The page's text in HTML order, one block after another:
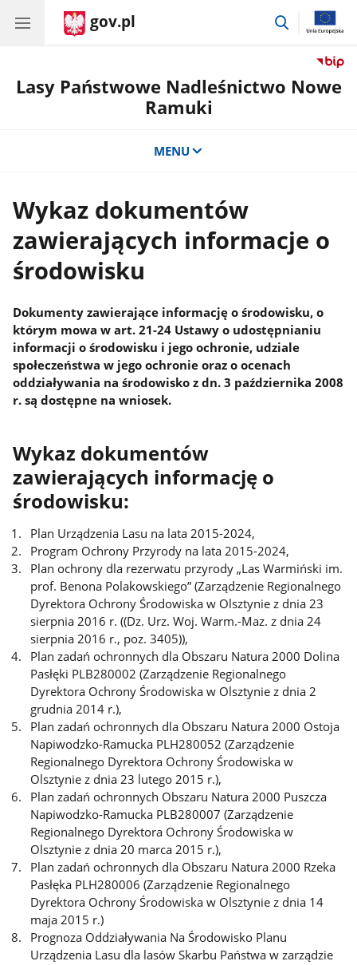
gov.pl
przejdź
Lasy Państwowe Nadleśnictwo Nowe
Ramuki
MENU
Wykaz dokumentów
zawierających informacje o
środowisku
Dokumenty zawierające informację o środowisku, o
którym mowa w art. 21-24 Ustawy o udostępnianiu
informacji o środowisku i jego ochronie, udziale
społeczeństwa w jego ochronie oraz o ocenach
oddziaływania na środowisko z dn. 3 października 2008
r. są dostępne na wniosek.
Wykaz dokumentów
zawierających informację o
środowisku:
Plan Urządzenia Lasu na lata 2015-2024,
Program Ochrony Przyrody na lata 2015-2024,
Plan ochrony dla rezerwatu przyrody „Las Warmiński im.
prof. Benona Polakowskiego” (Zarządzenie Regionalnego
Dyrektora Ochrony Środowiska w Olsztynie z dnia 23
sierpnia 2016 r. ((Dz. Urz. Woj. Warm.-Maz. z dnia 24
sierpnia 2016 r., poz. 3405)),
Plan zadań ochronnych dla Obszaru Natura 2000 Dolina
Pasłęki PLB280002 (Zarządzenie Regionalnego
Dyrektora Ochrony Środowiska w Olsztynie z dnia 2
grudnia 2014 r.),
Plan zadań ochronnych dla Obszaru Natura 2000 Ostoja
Napiwodzko-Ramucka PLH280052 (Zarządzenie
Regionalnego Dyrektora Ochrony Środowiska w
Olsztynie z dnia 23 lutego 2015 r.),
Plan zadań ochronnych Obszaru Natura 2000 Puszcza
Napiwodzko-Ramucka PLB280007 (Zarządzenie
Regionalnego Dyrektora Ochrony Środowiska w
Olsztynie z dnia 20 marca 2015 r.),
Plan zadań ochronnych dla Obszaru Natura 2000 Rzeka
Pasłęka PLH280006 (Zarządzenie Regionalnego
Dyrektora Ochrony Środowiska w Olsztynie z dnia 14
maja 2015 r.)
Prognoza Oddziaływania Na Środowisko Planu
Urządzenia Lasu dla lasów Skarbu Państwa w zarządzie